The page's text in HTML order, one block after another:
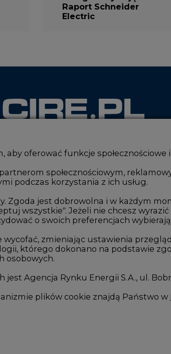
Zmiany kadrowe na rynku
CIRE
o energetyce
Geopolityka
Handel
Wodór
Górnictwo
Zmiany
oferować funkcje
społecznościowym,
Zgoda jest dobrowolna i w każdym
o swoich preferencjach
zmieniając ustawienia
osobowych.
Agencja Rynku Energii S.A., ul.
plików cookie znajdą Państwo w